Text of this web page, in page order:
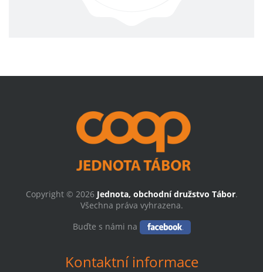
Copyright © 2026 Jednota, obchodní družstvo Tábor.
Všechna práva vyhrazena.
Buďte s námi na
Kontaktní informace